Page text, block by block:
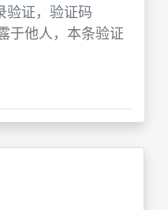
验证，验证码
于他人，本条验证